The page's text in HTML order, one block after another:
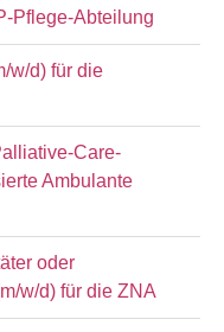
Pflege-Abteilung
w/d) für die
Care-
Ambulante
oder
w/d) für die ZNA